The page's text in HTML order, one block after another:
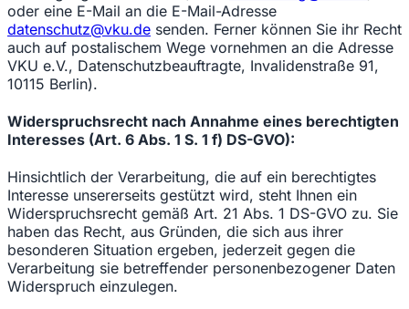
oder eine E-Mail an die E-Mail-Adresse
datenschutz@vku.de senden. Ferner können Sie ihr Recht
auch auf postalischem Wege vornehmen an die Adresse
VKU e.V., Datenschutzbeauftragte, Invalidenstraße 91,
10115 Berlin).
Widerspruchsrecht nach Annahme eines berechtigten
Interesses (Art. 6 Abs. 1 S. 1 f) DS-GVO):
Hinsichtlich der Verarbeitung, die auf ein berechtigtes
Interesse unsererseits gestützt wird, steht Ihnen ein
Widerspruchsrecht gemäß Art. 21 Abs. 1 DS-GVO zu. Sie
haben das Recht, aus Gründen, die sich aus ihrer
besonderen Situation ergeben, jederzeit gegen die
Verarbeitung sie betreffender personenbezogener Daten
Widerspruch einzulegen.